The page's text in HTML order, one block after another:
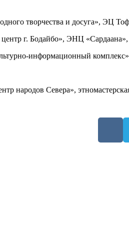
творчества и досуга», ЭЦ
г. Бодайбо», ЭНЦ
информационный
народов Севера»,